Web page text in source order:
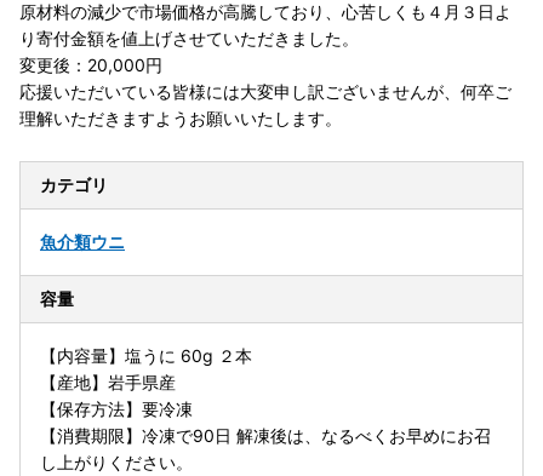
原材料の減少で市場価格が高騰しており、心苦しくも４月３日よ
り寄付金額を値上げさせていただきました。
変更後：20,000円
応援いただいている皆様には大変申し訳ございませんが、何卒ご
理解いただきますようお願いいたします。
カテゴリ
魚介類ウニ
容量
【内容量】塩うに 60g ２本
【産地】岩手県産
【保存方法】要冷凍
【消費期限】冷凍で90日 解凍後は、なるべくお早めにお召
し上がりください。